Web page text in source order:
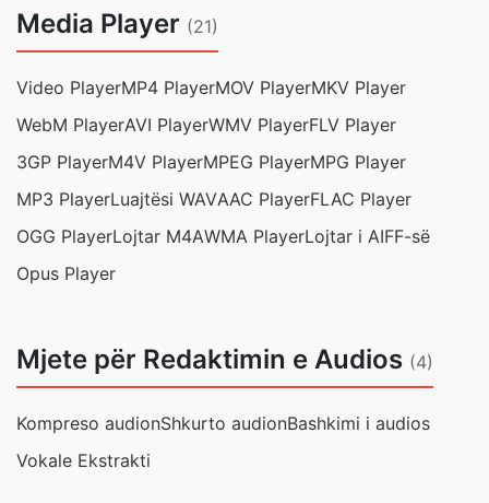
Media Player (21)
Video PlayerMP4 PlayerMOV PlayerMKV Player
WebM PlayerAVI PlayerWMV PlayerFLV Player
3GP PlayerM4V PlayerMPEG PlayerMPG Player
MP3 PlayerLuajtësi WAVAAC PlayerFLAC Player
OGG PlayerLojtar M4AWMA PlayerLojtar i AIFF-së
Opus Player
Mjete për Redaktimin e Audios (4)
Kompreso audionShkurto audionBashkimi i audios
Vokale Ekstrakti